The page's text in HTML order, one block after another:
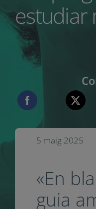
estudiar
5 maig 2025
«En
guia